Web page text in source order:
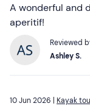
A wonderful and
aperitif!
Reviewed
Ashley S.
10 Jun 2026 | Kayak